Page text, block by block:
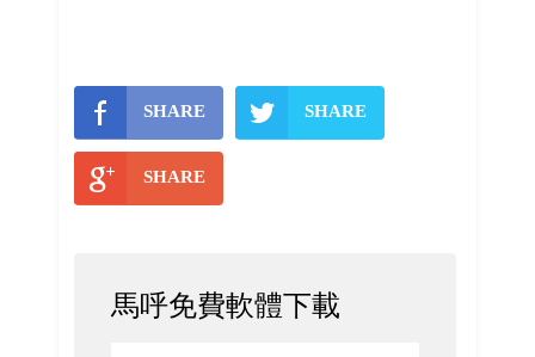
SHARE SHARE
SHARE
馬呼免費軟體下載